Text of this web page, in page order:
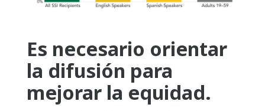
Es necesario orientar
la difusión para
mejorar la equidad.